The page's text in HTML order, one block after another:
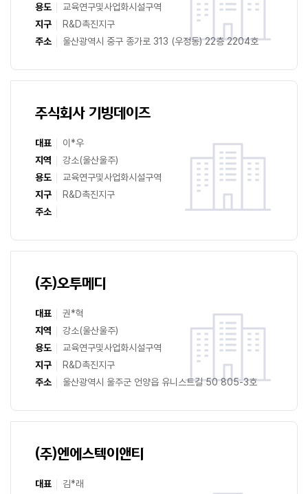
용도
교육연구및사업화시설구역
지구
R&D촉진지구
주소
울산광역시 중구 종가로 313 (우정동) 22층 2204호
주식회사 기빙데이즈
대표
이*우
지역
강소(울산울주)
용도
교육연구및사업화시설구역
지구
R&D촉진지구
주소
(주)오투메디
대표
권*혁
지역
강소(울산울주)
용도
교육연구및사업화시설구역
지구
R&D촉진지구
주소
울산광역시 울주군 언양읍 유니스트길 50 805-3호
(주)엔에스텍이앤티
대표
김*래